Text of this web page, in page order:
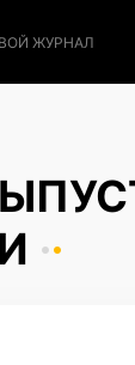
ЖУРНАЛ